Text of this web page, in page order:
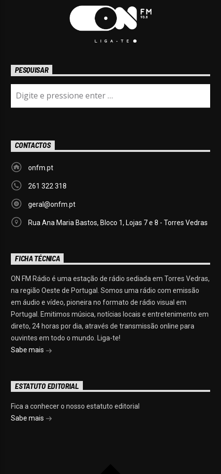
PESQUISAR
CONTACTOS
onfm.pt
261 322 318
geral@onfm.pt
Rua Ana Maria Bastos, Bloco 1, Lojas 7 e 8 - Torres Vedras
FICHA TÉCNICA
ON FM Rádio é uma estação de rádio sediada em Torres Vedras,
na região Oeste de Portugal. Somos uma rádio com emissão
em áudio e vídeo, pioneira no formato de rádio visual em
Portugal. Emitimos música, notícias locais e entretenimento em
direto, 24 horas por dia, através de transmissão online para
ouvintes em todo o mundo. Liga-te!
Sabe mais
ESTATUTO EDITORIAL
Fica a conhecer o nosso estatuto editorial
Sabe mais